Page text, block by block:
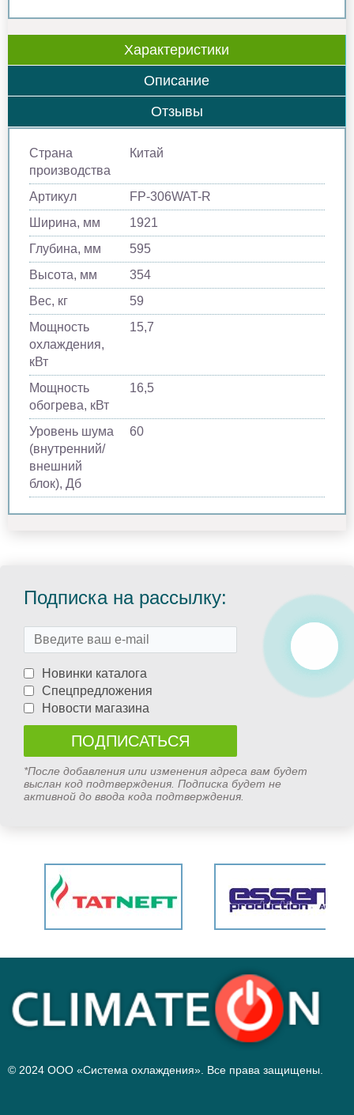
Характеристики
Описание
Отзывы
Страна
производства
Китай
Артикул
FP-306WAT-R
Ширина, мм
1921
Глубина, мм
595
Высота, мм
354
Вес, кг
59
Мощность
охлаждения,
кВт
15,7
Мощность
обогрева, кВт
16,5
Уровень шума
(внутренний/
внешний
блок), Дб
60
Подписка на рассылку:
Новинки каталога
Спецпредложения
Новости магазина
*После добавления или изменения адреса вам будет
выслан код подтверждения. Подписка будет не
активной до ввода кода подтверждения.
© 2024 ООО «Система охлаждения». Все права защищены.